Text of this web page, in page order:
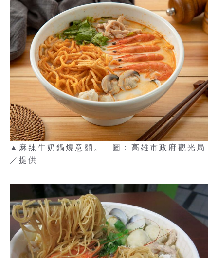
▲麻辣牛奶鍋燒意麵。 圖：高雄市政府觀光局
／提供